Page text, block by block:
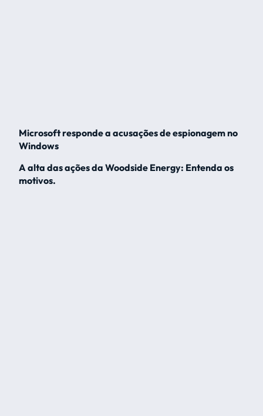
Microsoft responde a acusações de espionagem no
Windows
A alta das ações da Woodside Energy: Entenda os
motivos.